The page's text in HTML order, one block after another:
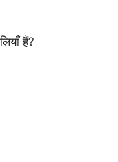
हैं?